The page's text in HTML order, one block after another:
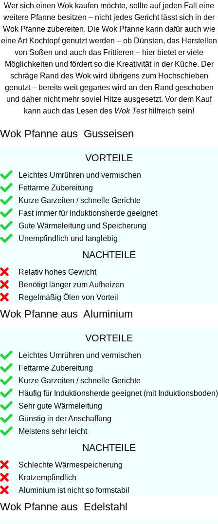
Wer sich einen Wok kaufen möchte, sollte auf jeden Fall eine
weitere Pfanne besitzen – nicht jedes Gericht lässt sich in der
Wok Pfanne zubereiten. Die Wok Pfanne kann dafür auch wie
eine Art Kochtopf genutzt werden – ob Dünsten, das Herstellen
von Soßen und auch das Frittieren – hier bietet er viele
Möglichkeiten und fördert so die Kreativität in der Küche. Der
schräge Rand des Wok wird übrigens zum Hochschieben
genutzt – bereits weit gegartes wird an den Rand geschoben
und daher nicht mehr soviel Hitze ausgesetzt. Vor dem Kauf
kann auch das Lesen des Wok Testhilfreich sein!
Wok Pfanne aus Gusseisen
VORTEILE
Leichtes Umrühren und vermischen
Fettarme Zubereitung
Kurze Garzeiten / schnelle Gerichte
Fast immer für Induktionsherde geeignet
Gute Wärmeleitung und Speicherung
Unempfindlich und langlebig
NACHTEILE
Relativ hohes Gewicht
Benötigt länger zum Aufheizen
Regelmäßig Ölen von Vorteil
Wok Pfanne aus Aluminium
VORTEILE
Leichtes Umrühren und vermischen
Fettarme Zubereitung
Kurze Garzeiten / schnelle Gerichte
Häufig für Induktionsherde geeignet (mit Induktionsboden)
Sehr gute Wärmeleitung
Günstig in der Anschaffung
Meistens sehr leicht
NACHTEILE
Schlechte Wärmespeicherung
Kratzempfindlich
Aluminium ist nicht so formstabil
Wok Pfanne aus Edelstahl